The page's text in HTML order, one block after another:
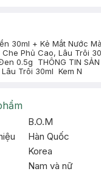
30ml + Kẻ Mắt Nước
Che Phủ Cao, Lâu Trôi
0.5g THÔNG TIN SẢN
Lâu Trôi 30ml Kem N
B.O.M
Hàn Quốc
Korea
Nam và nữ